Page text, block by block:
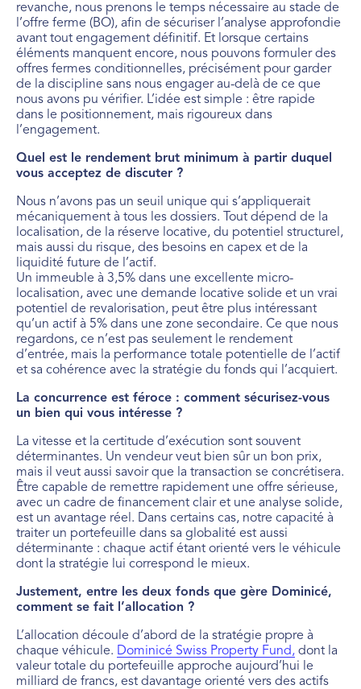
revanche, nous prenons le temps nécessaire au stade de
l’offre ferme (BO), afin de sécuriser l’analyse approfondie
avant tout engagement définitif. Et lorsque certains
éléments manquent encore, nous pouvons formuler des
offres fermes conditionnelles, précisément pour garder
de la discipline sans nous engager au-delà de ce que
nous avons pu vérifier. L’idée est simple : être rapide
dans le positionnement, mais rigoureux dans
l’engagement.
Quel est le rendement brut minimum à partir duquel
vous acceptez de discuter ?
Nous n’avons pas un seuil unique qui s’appliquerait
mécaniquement à tous les dossiers. Tout dépend de la
localisation, de la réserve locative, du potentiel structurel,
mais aussi du risque, des besoins en capex et de la
liquidité future de l’actif.
Un immeuble à 3,5% dans une excellente micro-
localisation, avec une demande locative solide et un vrai
potentiel de revalorisation, peut être plus intéressant
qu’un actif à 5% dans une zone secondaire. Ce que nous
regardons, ce n’est pas seulement le rendement
d’entrée, mais la performance totale potentielle de l’actif
et sa cohérence avec la stratégie du fonds qui l’acquiert.
La concurrence est féroce : comment sécurisez-vous
un bien qui vous intéresse ?
La vitesse et la certitude d’exécution sont souvent
déterminantes. Un vendeur veut bien sûr un bon prix,
mais il veut aussi savoir que la transaction se concrétisera.
Être capable de remettre rapidement une offre sérieuse,
avec un cadre de financement clair et une analyse solide,
est un avantage réel. Dans certains cas, notre capacité à
traiter un portefeuille dans sa globalité est aussi
déterminante : chaque actif étant orienté vers le véhicule
dont la stratégie lui correspond le mieux.
Justement, entre les deux fonds que gère Dominicé,
comment se fait l ’allocation ?
L’allocation découle d’abord de la stratégie propre à
chaque véhicule. Dominicé Swiss Property Fund, dont la
valeur totale du portefeuille approche aujourd’hui le
milliard de francs, est davantage orienté vers des actifs